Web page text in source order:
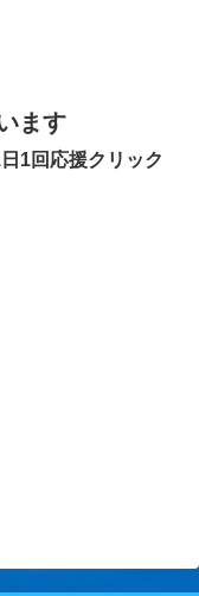
ます
1回応援クリック